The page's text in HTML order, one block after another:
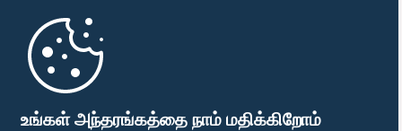
உங்கள் அந்தரங்கத்தை நாம் மதிக்கிறோம்
முதற்பக்கம்
பாராளுமன்ற கையடக்க செயலி